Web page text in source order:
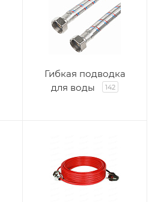
Гибкая подводка
для воды
142